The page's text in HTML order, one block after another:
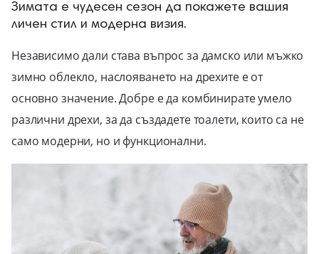
Зимата е чудесен сезон да покажете вашия
личен стил и модерна визия.
Независимо дали става въпрос за дамско или мъжко
зимно облекло, наслояването на дрехите е от
основно значение. Добре е да комбинирате умело
различни дрехи, за да създадете тоалети, които са не
само модерни, но и функционални.